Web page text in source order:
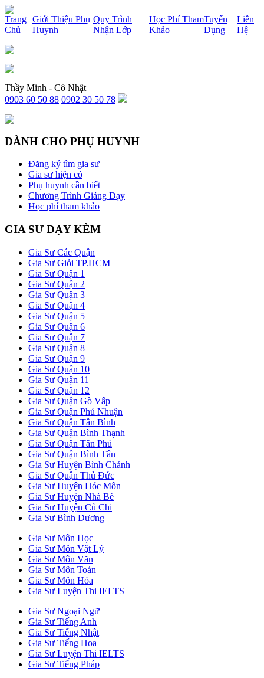
x
Trang
Chủ
Giới Thiệu Phụ
Huynh
Quy Trình
Nhận Lớp
Học Phí Tham
Khảo
Tuyển
Dụng
Liên
Hệ
Thầy Minh - Cô Nhật
0903 60 50 88 0902 30 50 78
DÀNH CHO PHỤ HUYNH
Đăng ký tìm gia sư
Gia sư hiện có
Phụ huynh cần biết
Chương Trình Giảng Dạy
Học phí tham khảo
GIA SƯ DẠY KÈM
Gia Sư Các Quận
Gia Sư Giỏi TP.HCM
Gia Sư Quận 1
Gia Sư Quận 2
Gia Sư Quận 3
Gia Sư Quận 4
Gia Sư Quận 5
Gia Sư Quận 6
Gia Sư Quận 7
Gia Sư Quận 8
Gia Sư Quận 9
Gia Sư Quận 10
Gia Sư Quận 11
Gia Sư Quận 12
Gia Sư Quận Gò Vấp
Gia Sư Quận Phú Nhuận
Gia Sư Quận Tân Bình
Gia Sư Quận Bình Thạnh
Gia Sư Quận Tân Phú
Gia Sư Quận Bình Tân
Gia Sư Huyện Bình Chánh
Gia Sư Quận Thủ Đức
Gia Sư Huyện Hóc Môn
Gia Sư Huyện Nhà Bè
Gia Sư Huyện Củ Chi
Gia Sư Bình Dương
Gia Sư Môn Học
Gia Sư Môn Vật Lý
Gia Sư Môn Văn
Gia Sư Môn Toán
Gia Sư Môn Hóa
Gia Sư Luyện Thi IELTS
Gia Sư Ngoại Ngữ
Gia Sư Tiếng Anh
Gia Sư Tiếng Nhật
Gia Sư Tiếng Hoa
Gia Sư Luyện Thi IELTS
Gia Sư Tiếng Pháp